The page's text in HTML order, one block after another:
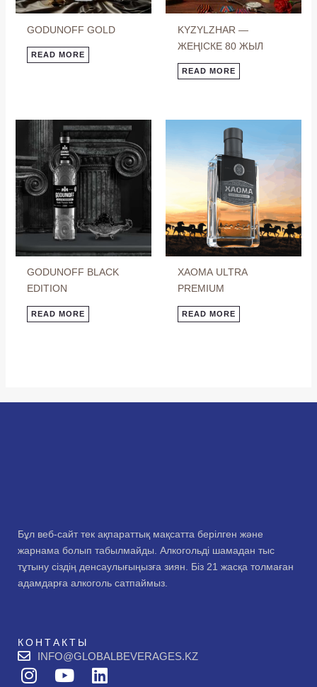
GODUNOFF GOLD
READ MORE
KYZYLZHAR —
ЖЕҢІСКЕ 80 ЖЫЛ
READ MORE
GODUNOFF BLACK
EDITION
READ MORE
ХАОМА ULTRA
PREMIUM
READ MORE
Бұл веб-сайт тек ақпараттық мақсатта берілген және
жарнама болып табылмайды. Алкогольді шамадан тыс
тұтыну сіздің денсаулығыңызға зиян. Біз 21 жасқа толмаған
адамдарға алкоголь сатпаймыз.
КОНТАКТЫ
INFO@GLOBALBEVERAGES.KZ
I
Y
L